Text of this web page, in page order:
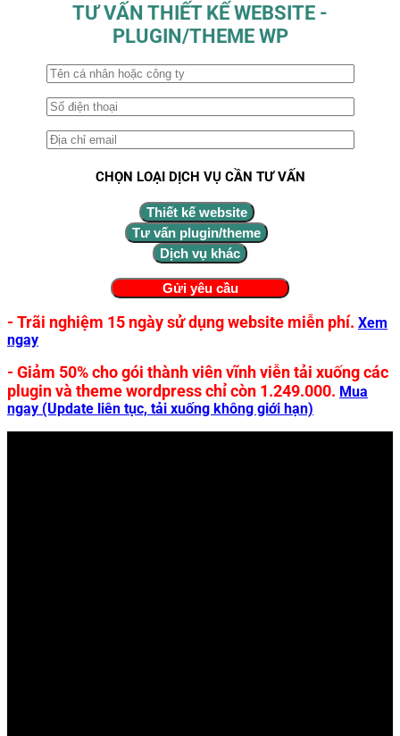
TƯ VẤN THIẾT KẾ WEBSITE -
PLUGIN/THEME WP
CHỌN LOẠI DỊCH VỤ CẦN TƯ VẤN
Thiết kế website
Tư vấn plugin/theme
Dịch vụ khác
- Trãi nghiệm 15 ngày sử dụng website miễn phí. Xem
ngay
- Giảm 50% cho gói thành viên vĩnh viễn tải xuống các
plugin và theme wordpress chỉ còn 1.249.000. Mua
ngay (Update liên tục, tải xuống không giới hạn)